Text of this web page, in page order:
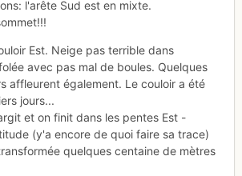
l'arête Sud est en mixte.
Est. Neige pas terrible dans
avec pas mal de boules. Quelques
affleurent également. Le couloir a été
jours...
et on finit dans les pentes Est -
(y'a encore de quoi faire sa trace)
quelques centaine de mètres